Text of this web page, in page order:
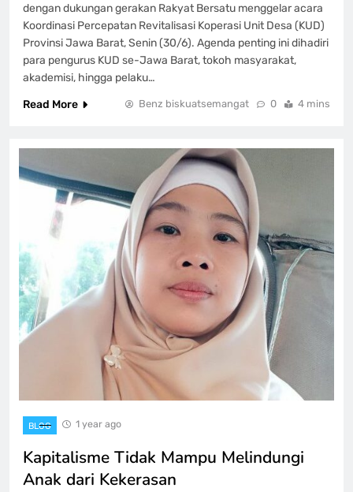
dengan dukungan gerakan Rakyat Bersatu menggelar acara
Koordinasi Percepatan Revitalisasi Koperasi Unit Desa (KUD)
Provinsi Jawa Barat, Senin (30/6). Agenda penting ini dihadiri
para pengurus KUD se-Jawa Barat, tokoh masyarakat,
akademisi, hingga pelaku…
Read More
Benz biskuatsemangat 0 4 mins
BLOG 1 year ago
Kapitalisme Tidak Mampu Melindungi
Anak dari Kekerasan